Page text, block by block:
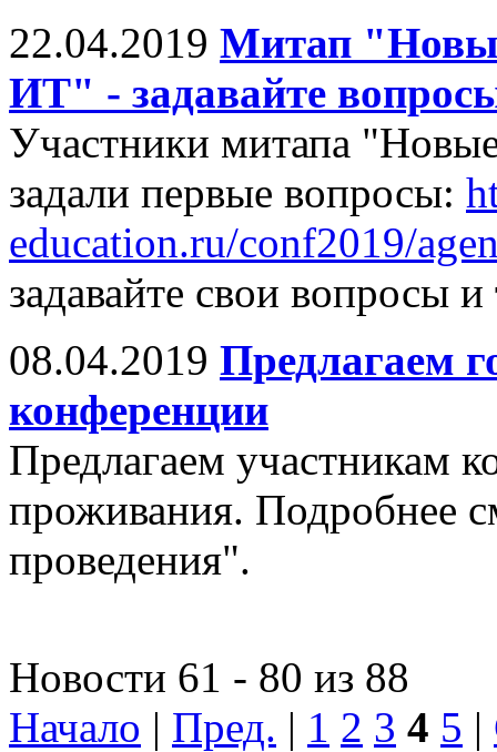
22.04.2019 Митап
ИТ" - задавайте
Участники митапа
задали первые вопросы:
education.ru/conf2019/
задавайте свои вопросы
08.04.2019 Предлагаем
конференции
Предлагаем участникам
проживания. Подробнее
проведения".
Новости 61 - 80 из 88
Начало | Пред. | 1 2 3 4 5 |